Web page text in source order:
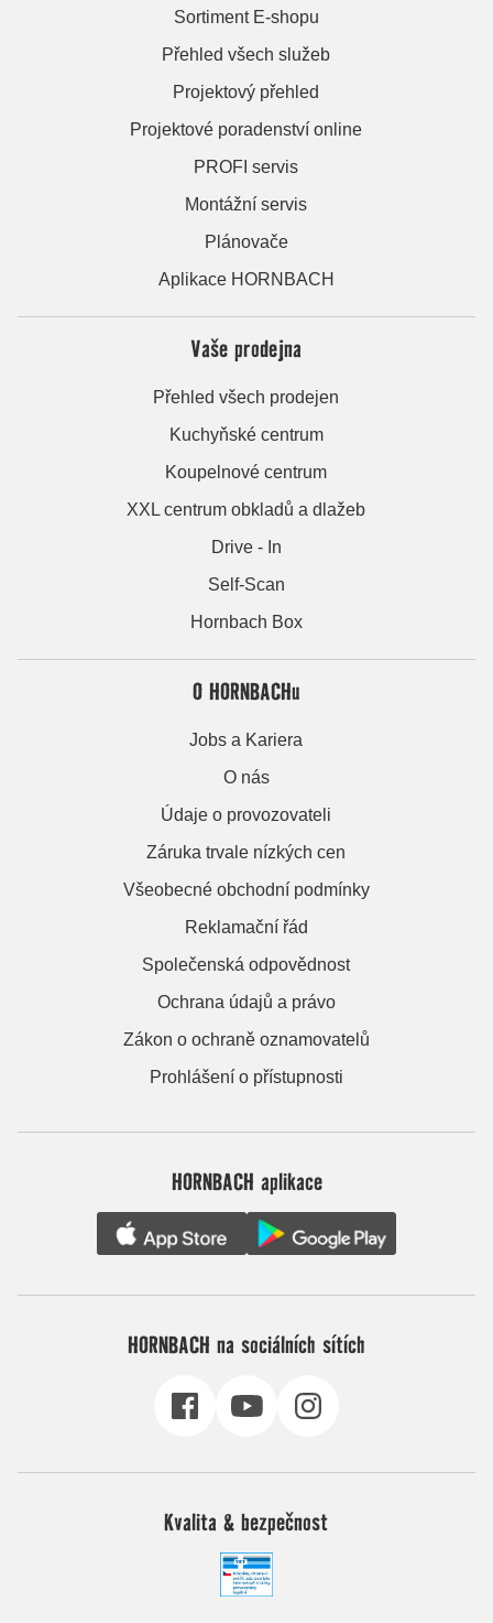
Sortiment E-shopu
Přehled všech služeb
Projektový přehled
Projektové poradenství online
PROFI servis
Montážní servis
Plánovače
Aplikace HORNBACH
Vaše prodejna
Přehled všech prodejen
Kuchyňské centrum
Koupelnové centrum
XXL centrum obkladů a dlažeb
Drive - In
Self-Scan
Hornbach Box
O HORNBACHu
Jobs a Kariera
O nás
Údaje o provozovateli
Záruka trvale nízkých cen
Všeobecné obchodní podmínky
Reklamační řád
Společenská odpovědnost
Ochrana údajů a právo
Zákon o ochraně oznamovatelů
Prohlášení o přístupnosti
HORNBACH aplikace
HORNBACH na sociálních sítích
Kvalita & bezpečnost